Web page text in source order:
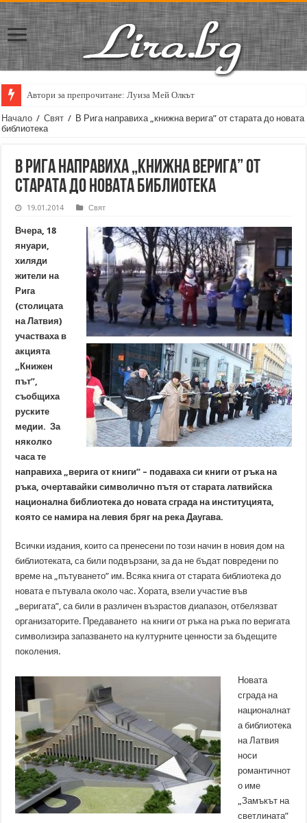
Автори за препрочитане: Луиза Мей Олкът
Кирил Кадийски: „Плачът на големия поет винаги е и сила, и
Начало / Свят / В Рига направиха „книжна верига” от старата до новата
библиотека
В Рига направиха „книжна верига” от
старата до новата библиотека
19.01.2014 Свят
Вчера, 18
януари,
хиляди
жители на
Рига
(столицата
на Латвия)
участваха в
акцията
„Книжен
път”,
съобщиха
руските
медии. За
няколко
часа те
направиха „верига от книги” – подаваха си книги от ръка на
ръка, очертавайки символично пътя от старата латвийска
национална библиотека до новата сграда на институцията,
която се намира на левия бряг на река Даугава.
Всички издания, които са пренесени по този начин в новия дом на
библиотеката, са били подвързани, за да не бъдат повредени по
време на „пътуването” им. Всяка книга от старата библиотека до
новата е пътувала около час. Хората, взели участие във
„веригата”, са били в различен възрастов диапазон, отбелязват
организаторите. Предаването на книги от ръка на ръка по веригата
символизира запазването на културните ценности за бъдещите
поколения.
Новата
сграда на
националнат
а библиотека
на Латвия
носи
романтичнот
о име
„Замъкът на
светлината”